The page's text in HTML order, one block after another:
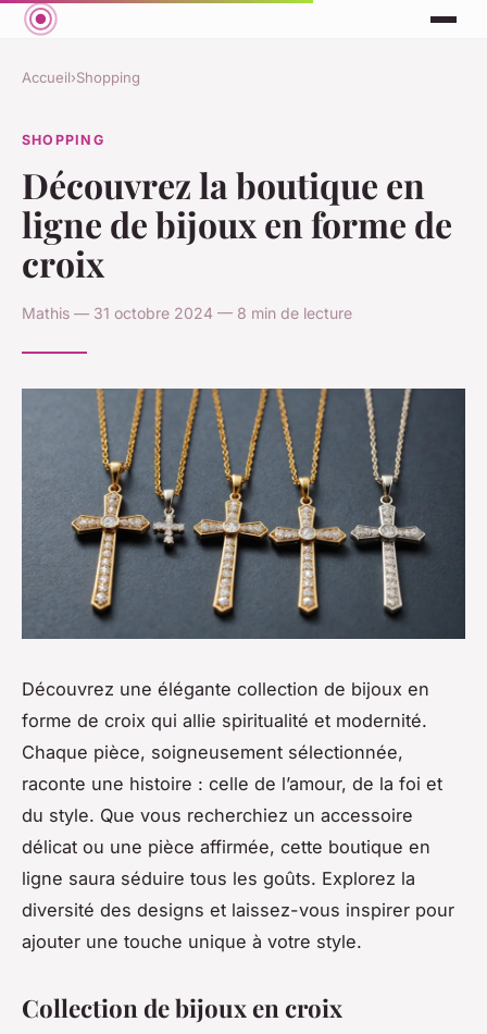
Accueil›Shopping
SHOPPING
Découvrez la boutique en
ligne de bijoux en forme de
croix
Mathis — 31 octobre 2024 — 8 min de lecture
Découvrez une élégante collection de bijoux en
forme de croix qui allie spiritualité et modernité.
Chaque pièce, soigneusement sélectionnée,
raconte une histoire : celle de l’amour, de la foi et
du style. Que vous recherchiez un accessoire
délicat ou une pièce affirmée, cette boutique en
ligne saura séduire tous les goûts. Explorez la
diversité des designs et laissez-vous inspirer pour
ajouter une touche unique à votre style.
Collection de bijoux en croix